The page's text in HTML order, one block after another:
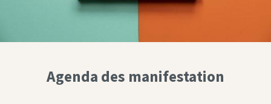
Agenda des manifestation